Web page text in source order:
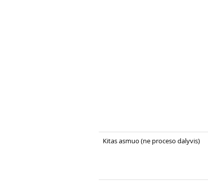
Kitas asmuo (ne proceso dalyvis)